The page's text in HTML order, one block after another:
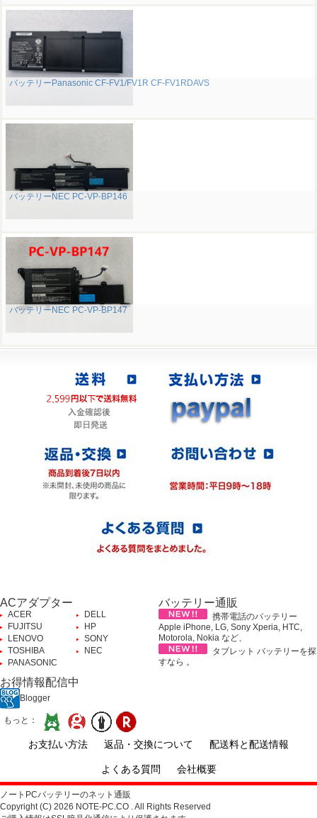
バッテリーPanasonic CF-FV1/FV1R CF-FV1RDAVS
バッテリーNEC PC-VP-BP146
バッテリーNEC PC-VP-BP147
ACアダプター
ACER
DELL
FUJITSU
HP
LENOVO
SONY
TOSHIBA
NEC
PANASONIC
バッテリー通販
携帯電話のバッテリー
Apple iPhone, LG, Sony Xperia, HTC,
Motorola, Nokia など、
タブレット バッテリーを探
すなら 。
お得情報配信中
Blogger
もっと：
お支払い方法 返品・交換について 配送料と配送情報
よくある質問 会社概要
ノートPCバッテリーのネット通販
Copyright (C) 2026 NOTE-PC.CO . All Rights Reserved